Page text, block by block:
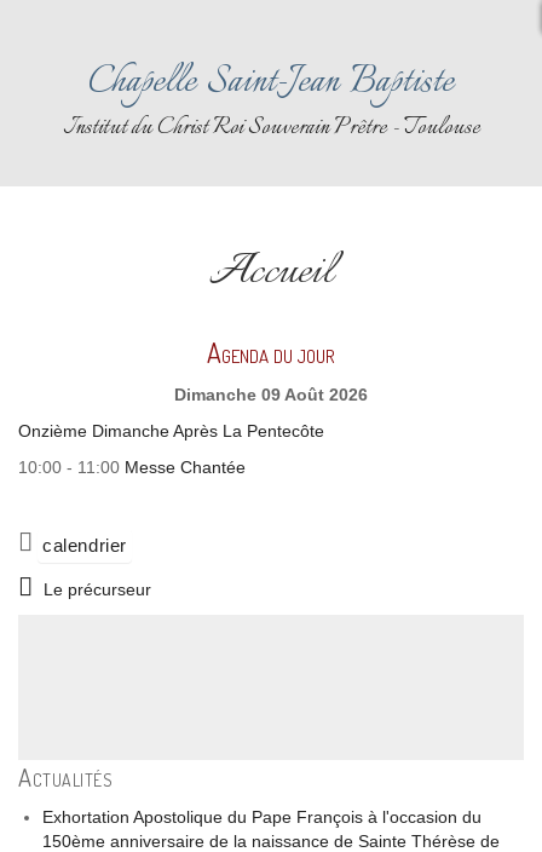
Chapelle Saint-Jean Baptiste
Institut du Christ Roi Souverain Prêtre - Toulouse
Accueil
Agenda du jour
Dimanche 09 Août 2026
Onzième Dimanche Après La Pentecôte
10:00 - 11:00 Messe Chantée
calendrier
Le précurseur
Actualités
Exhortation Apostolique du Pape François à l'occasion du
150ème anniversaire de la naissance de Sainte Thérèse de